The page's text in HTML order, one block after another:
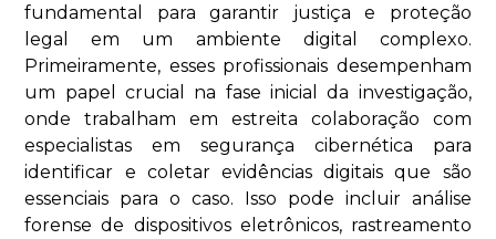
fundamental para garantir justiça e proteção
legal em um ambiente digital complexo.
Primeiramente, esses profissionais desempenham
um papel crucial na fase inicial da investigação,
onde trabalham em estreita colaboração com
especialistas em segurança cibernética para
identificar e coletar evidências digitais que são
essenciais para o caso. Isso pode incluir análise
forense de dispositivos eletrônicos, rastreamento